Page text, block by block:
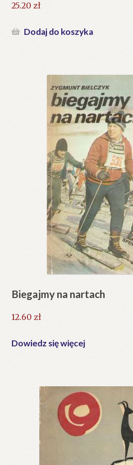
25.20 zł
Dodaj do koszyka
Biegajmy na nartach
12.60 zł
Dowiedz się więcej